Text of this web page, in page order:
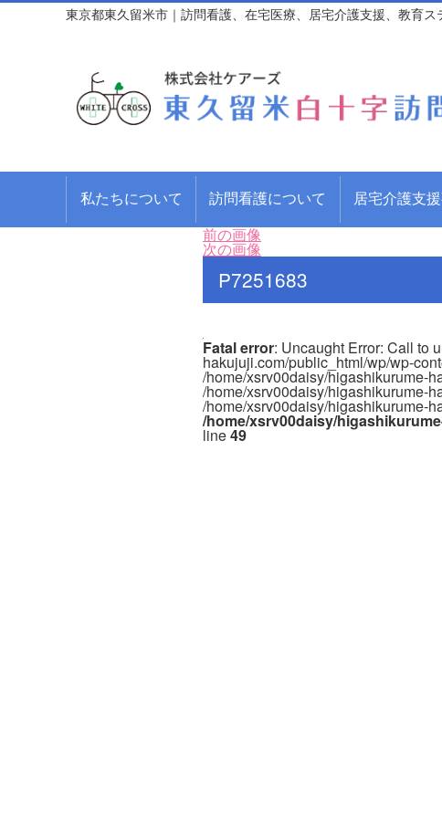
東京都東久留米市｜訪問看護、在宅医療、居宅介護支援、教育
私たちについて 訪問看護について 居宅介護支
前の画像
次の画像
P7251683
Fatal error: Uncaught Error: Call to
hakujuji.com/public_html/wp/wp-
/home/xsrv00daisy/higashikurume-
/home/xsrv00daisy/higashikurume-
/home/xsrv00daisy/higashikurume-
/home/xsrv00daisy/
line49